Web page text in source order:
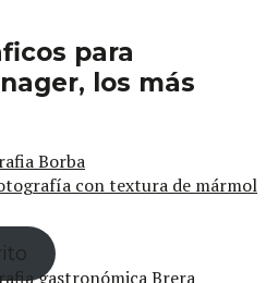
para
los más
con textura de mármol